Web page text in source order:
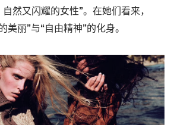
然又闪耀的女性”。在她们看来，
美丽”与“自由精神”的化身。